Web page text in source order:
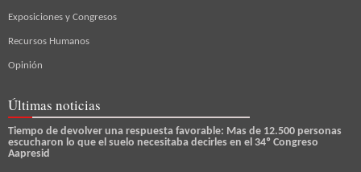
Exposiciones y Congresos
Recursos Humanos
Opinión
Últimas noticias
Tiempo de devolver una respuesta favorable: Mas de 12.500 personas
escucharon lo que el suelo necesitaba decirles en el 34º Congreso
Aapresid